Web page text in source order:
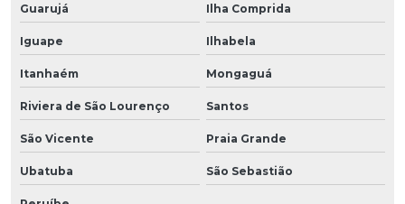
Guarujá Ilha Comprida
Iguape Ilhabela
Itanhaém Mongaguá
Riviera de São Lourenço Santos
São Vicente Praia Grande
Ubatuba São Sebastião